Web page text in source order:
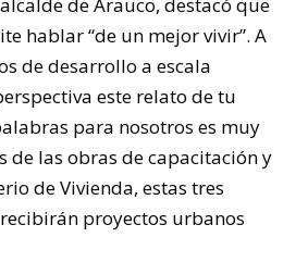
hablar “de un mejor vivir”. A
de desarrollo a escala
este relato de tu
para nosotros es muy
de las obras de capacitación y
de Vivienda, estas tres
proyectos urbanos